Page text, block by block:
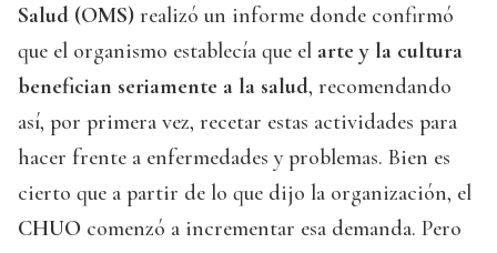
Salud (OMS) realizó un informe donde confirmó
que el organismo establecía que el arte y la cultura
benefician seriamente a la salud, recomendando
así, por primera vez, recetar estas actividades para
hacer frente a enfermedades y problemas. Bien es
cierto que a partir de lo que dijo la organización, el
CHUO comenzó a incrementar esa demanda. Pero